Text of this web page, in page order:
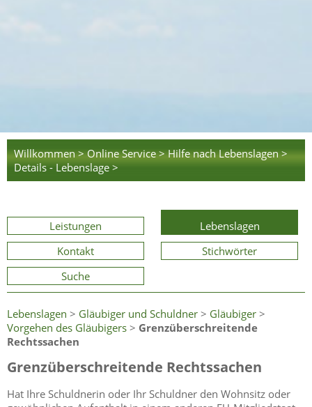
Willkommen > Online Service > Hilfe nach Lebenslagen >
Details - Lebenslage >
Leistungen
Lebenslagen
Kontakt
Stichwörter
Suche
Lebenslagen > Gläubiger und Schuldner > Gläubiger >
Vorgehen des Gläubigers > Grenzüberschreitende
Rechtssachen
Grenzüberschreitende Rechtssachen
Hat Ihre Schuldnerin oder Ihr Schuldner den Wohnsitz oder